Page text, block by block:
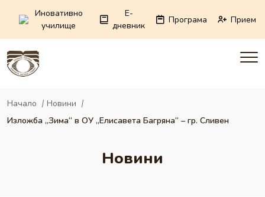
Иновативно
училище
E-
дневник
Програма Прием
Начало
Новини
Изложба „Зима“ в ОУ „Елисавета Багряна“ – гр. Сливен
Новини